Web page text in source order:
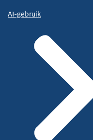
AI-gebruik